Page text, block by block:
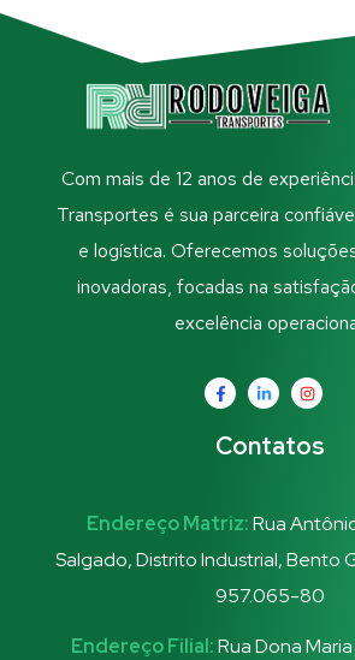
Com mais de 12 anos de
Transportes é sua parceira
e logística. Oferecemos
inovadoras, focadas na
excelência
Contatos
Endereço Matriz:Rua
Salgado, Distrito Industrial, Bento
957.065-80
Endereço Filial:Rua Dona